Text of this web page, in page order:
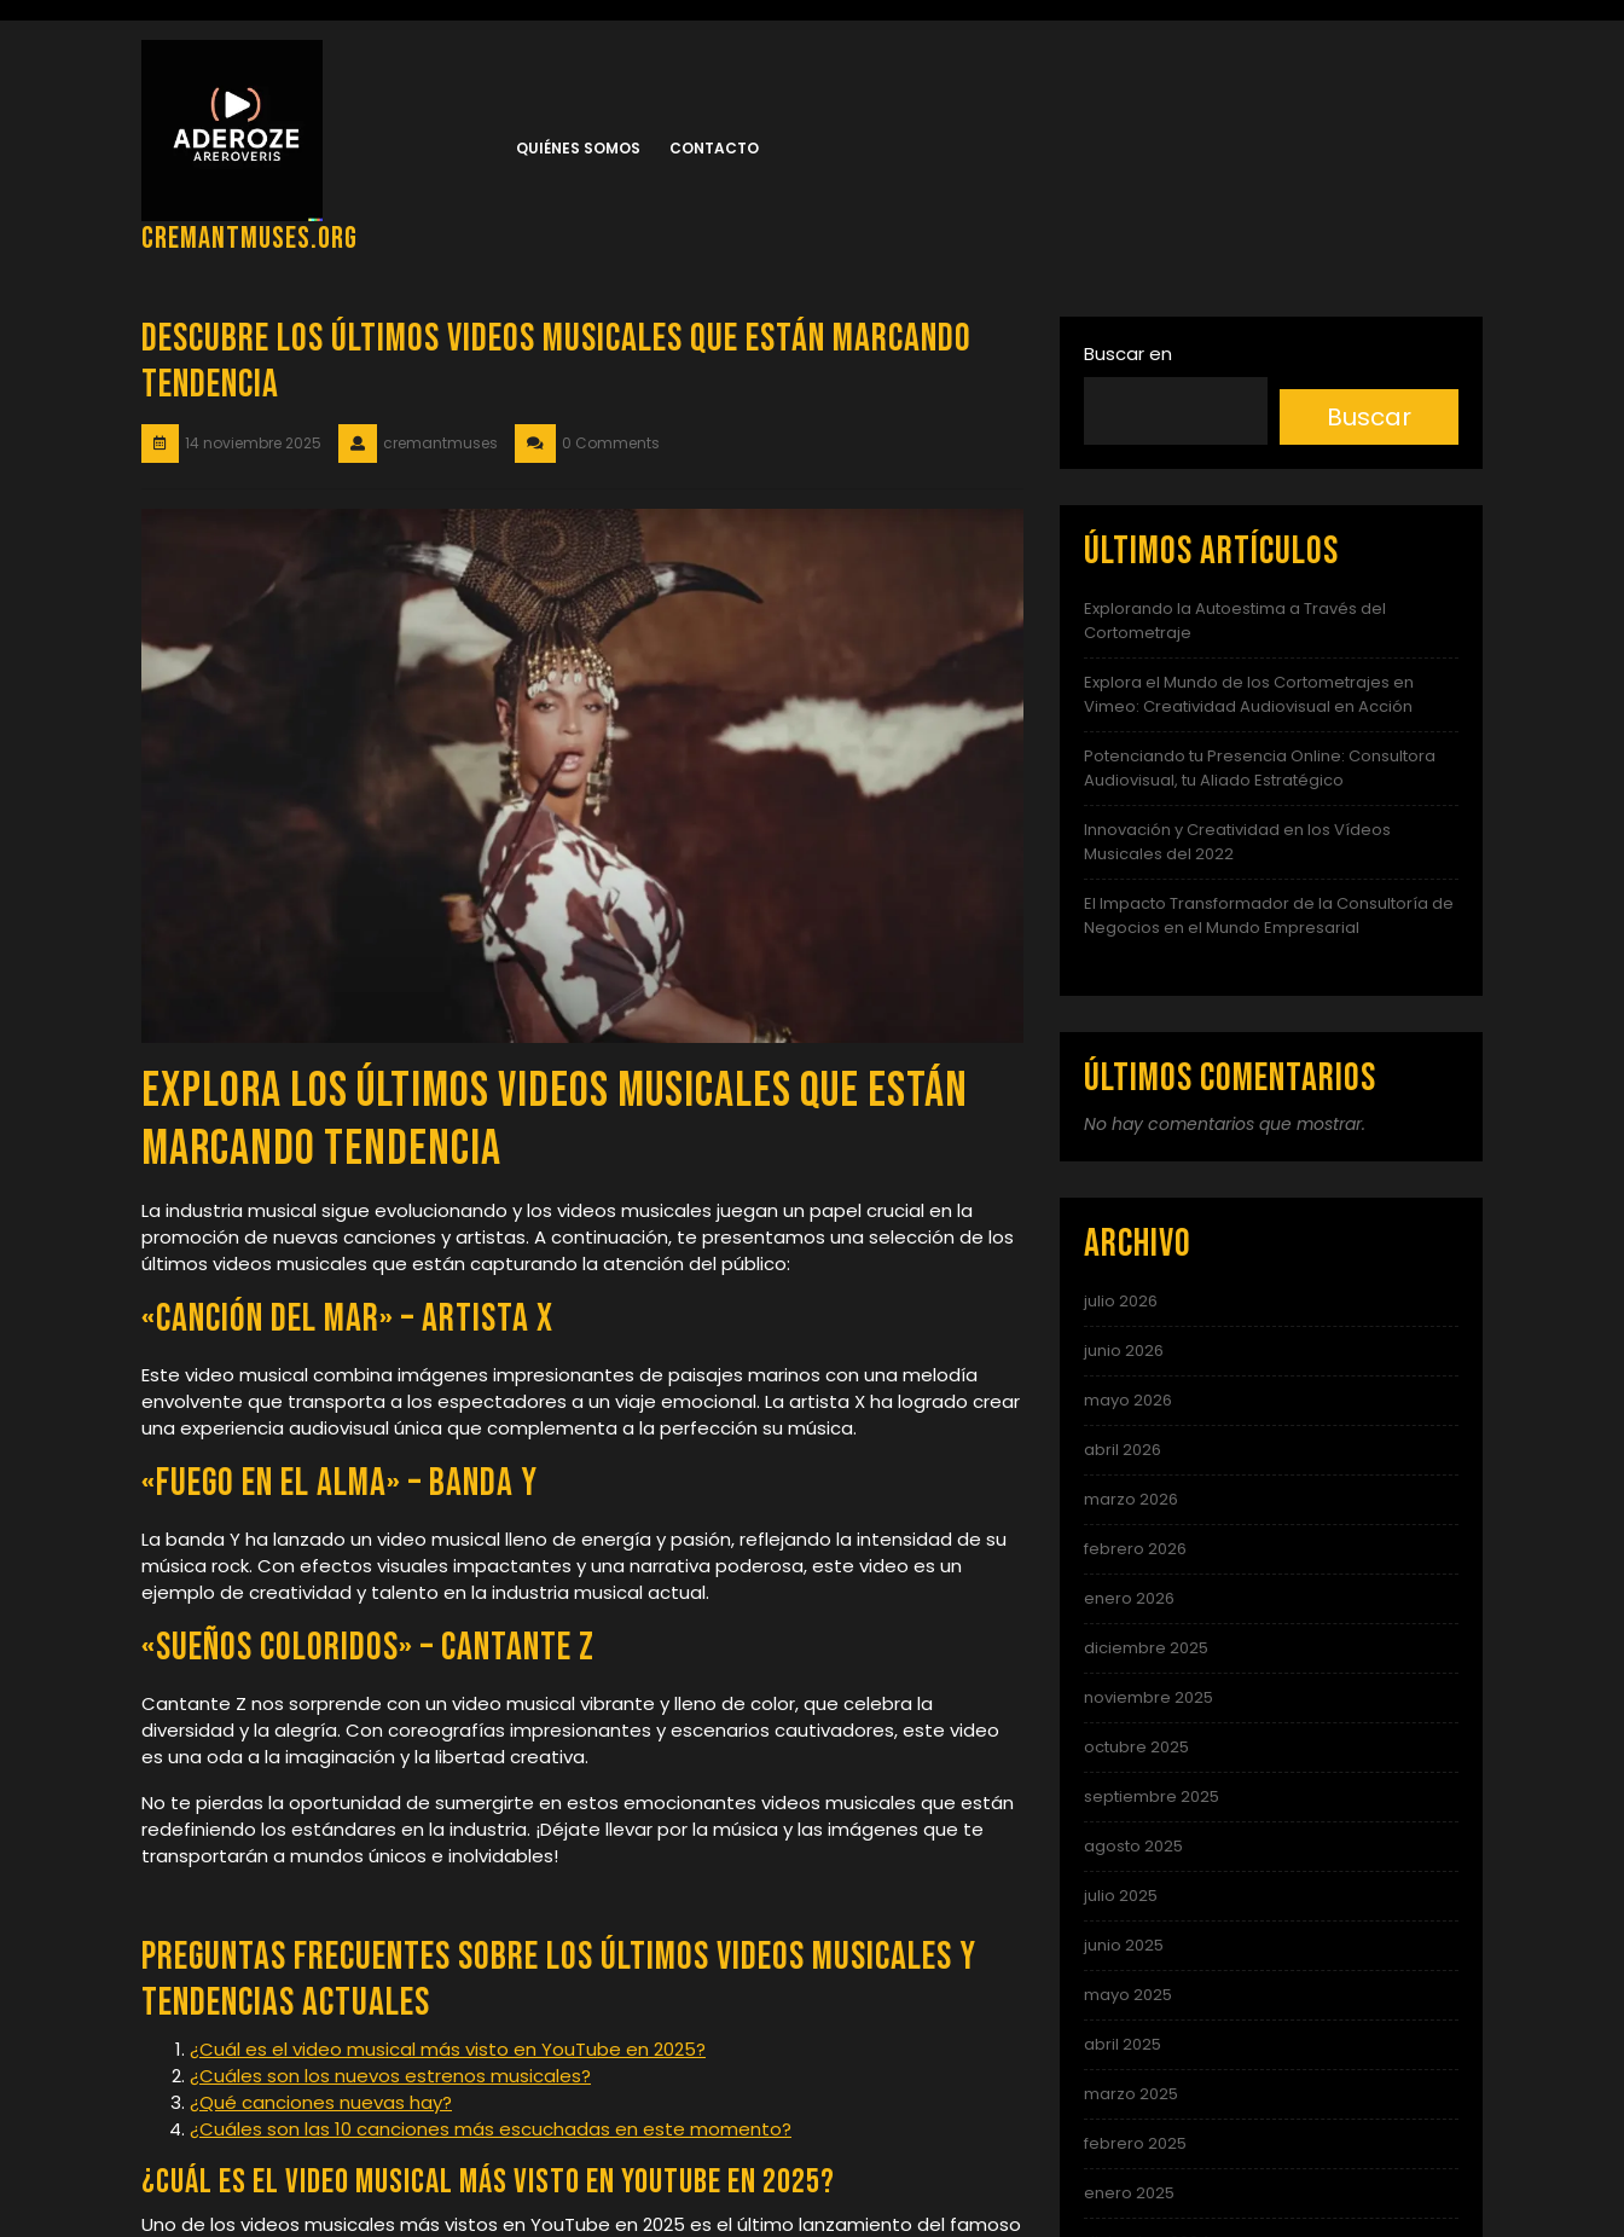
cremantmuses.org
QUIÉNES SOMOS CONTACTO
Descubre los Últimos Videos Musicales que Están Marcando
Tendencia
14 noviembre 2025 cremantmuses 0 Comments
Explora los Últimos Videos Musicales que Están
Marcando Tendencia
La industria musical sigue evolucionando y los videos musicales juegan un papel crucial en la
promoción de nuevas canciones y artistas. A continuación, te presentamos una selección de los
últimos videos musicales que están capturando la atención del público:
«Canción del Mar» – Artista X
Este video musical combina imágenes impresionantes de paisajes marinos con una melodía
envolvente que transporta a los espectadores a un viaje emocional. La artista X ha logrado crear
una experiencia audiovisual única que complementa a la perfección su música.
«Fuego en el Alma» – Banda Y
La banda Y ha lanzado un video musical lleno de energía y pasión, reflejando la intensidad de su
música rock. Con efectos visuales impactantes y una narrativa poderosa, este video es un
ejemplo de creatividad y talento en la industria musical actual.
«Sueños Coloridos» – Cantante Z
Cantante Z nos sorprende con un video musical vibrante y lleno de color, que celebra la
diversidad y la alegría. Con coreografías impresionantes y escenarios cautivadores, este video
es una oda a la imaginación y la libertad creativa.
No te pierdas la oportunidad de sumergirte en estos emocionantes videos musicales que están
redefiniendo los estándares en la industria. ¡Déjate llevar por la música y las imágenes que te
transportarán a mundos únicos e inolvidables!
Preguntas Frecuentes sobre los Últimos Videos Musicales y
Tendencias Actuales
¿Cuál es el video musical más visto en YouTube en 2025?
¿Cuáles son los nuevos estrenos musicales?
¿Qué canciones nuevas hay?
¿Cuáles son las 10 canciones más escuchadas en este momento?
¿Cuál es el video musical más visto en YouTube en 2025?
Uno de los videos musicales más vistos en YouTube en 2025 es el último lanzamiento del famoso
Buscar en
Buscar
Últimos artículos
Explorando la Autoestima a Través del
Cortometraje
Explora el Mundo de los Cortometrajes en
Vimeo: Creatividad Audiovisual en Acción
Potenciando tu Presencia Online: Consultora
Audiovisual, tu Aliado Estratégico
Innovación y Creatividad en los Vídeos
Musicales del 2022
El Impacto Transformador de la Consultoría de
Negocios en el Mundo Empresarial
Últimos comentarios
No hay comentarios que mostrar.
Archivo
julio 2026
junio 2026
mayo 2026
abril 2026
marzo 2026
febrero 2026
enero 2026
diciembre 2025
noviembre 2025
octubre 2025
septiembre 2025
agosto 2025
julio 2025
junio 2025
mayo 2025
abril 2025
marzo 2025
febrero 2025
enero 2025